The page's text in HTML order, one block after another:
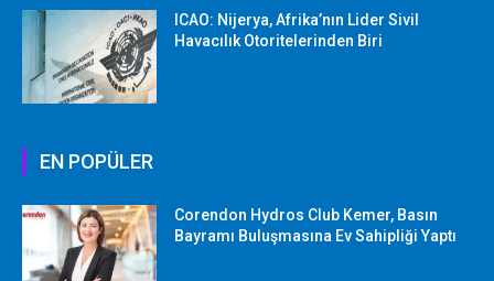
ICAO: Nijerya, Afrika’nın Lider Sivil
Havacılık Otoritelerinden Biri
EN POPÜLER
Corendon Hydros Club Kemer, Basın
Bayramı Buluşmasına Ev Sahipliği Yaptı